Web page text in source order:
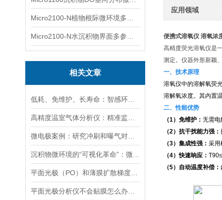
相关文章
应用领域
便携式溶氧仪 溶氧浓
高精度荧光溶氧仪是
测定。仪器外形新颖
一、技术原理
溶氧仪中的溶解氧荧
溶解氧浓度。其内置
二、性能优势
（1）免维护： 无需电
（2）抗干扰能力强：
（3）集成性强： 采用
（4）快速响应：
（5）自动温度补偿：